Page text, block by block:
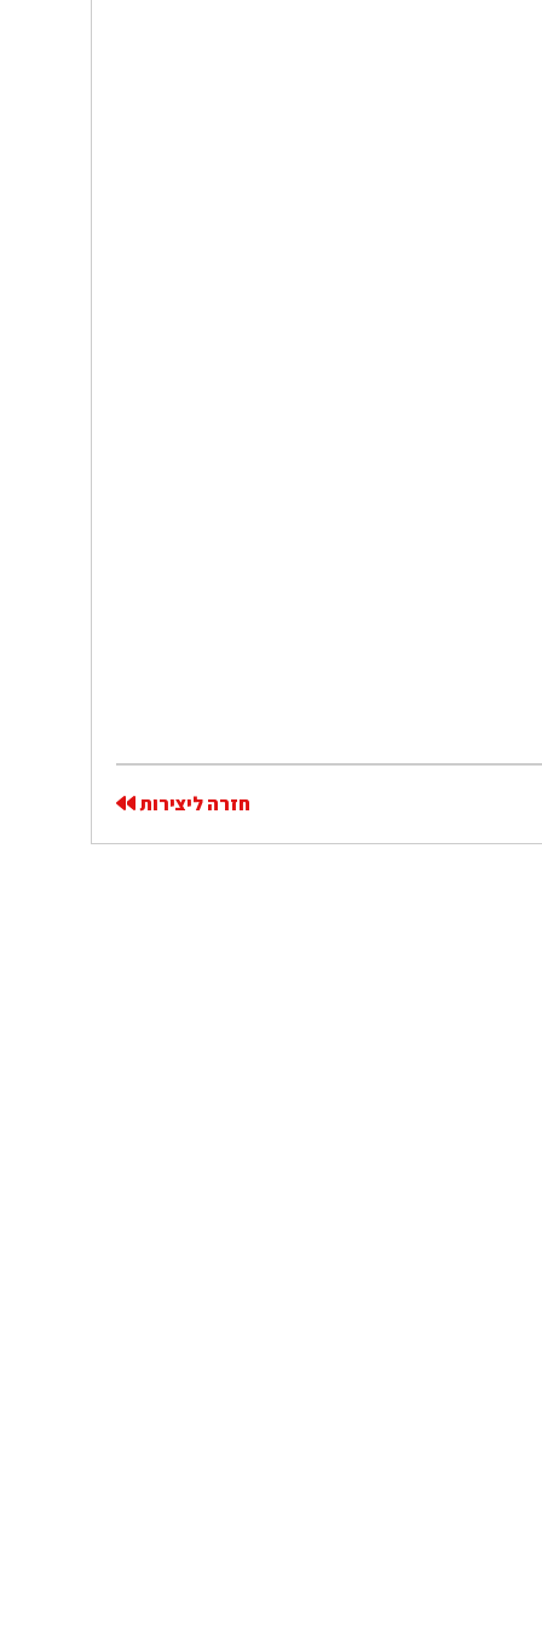
חזרה ליצירות